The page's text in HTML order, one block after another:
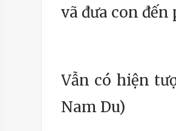
vã đưa con
Vẫn có hiện
Nam Du)